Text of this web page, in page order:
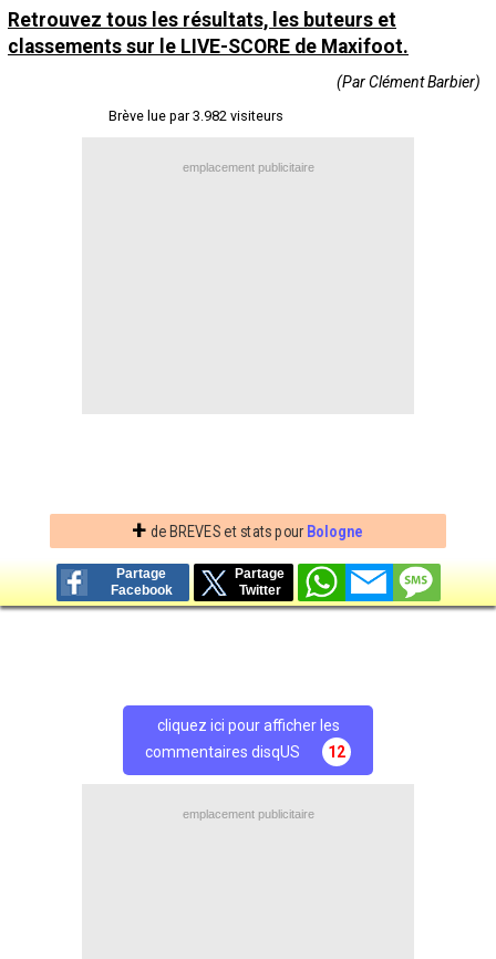
Retrouvez tous les résultats, les buteurs et
classements sur le LIVE-SCORE de Maxifoot.
(Par Clément Barbier)
Brève lue par 3.982 visiteurs
emplacement publicitaire
+ de BREVES et stats pour Bologne
Partage
Facebook
Partage
Twitter
cliquez ici pour afficher les
commentaires disqUS
12
emplacement publicitaire
Recrutement Maxifoot
site web Maxifoot.fr